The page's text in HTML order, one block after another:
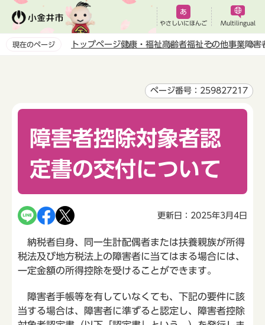
ペ
やさしいにほんご Multilingual
現在のページ トップページ健康・福祉高齢者福祉その他事業障害
ページ番号：259827217
障害者控除対象者認
定書の交付について
更新日：2025年3月4日
納税者自身、同一生計配偶者または扶養親族が所得
税法及び地方税法上の障害者に当てはまる場合には、
一定金額の所得控除を受けることができます。
障害者手帳等を有していなくても、下記の要件に該
当する場合は、障害者に準ずると認定し、障害者控除